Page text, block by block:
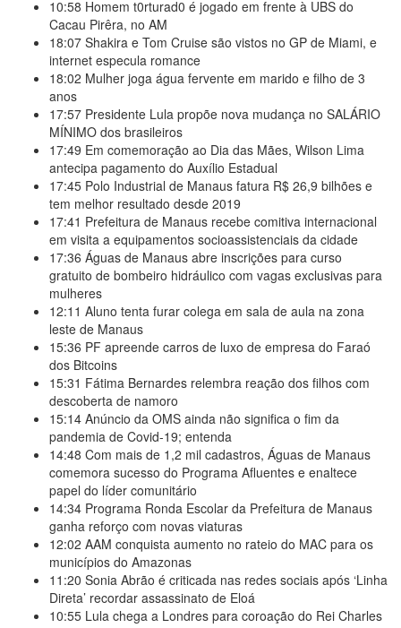
10:58 Homem t0rturad0 é jogado em frente à UBS do
Cacau Pirêra, no AM
18:07 Shakira e Tom Cruise são vistos no GP de Miami, e
internet especula romance
18:02 Mulher joga água fervente em marido e filho de 3
anos
17:57 Presidente Lula propõe nova mudança no SALÁRIO
MÍNIMO dos brasileiros
17:49 Em comemoração ao Dia das Mães, Wilson Lima
antecipa pagamento do Auxílio Estadual
17:45 Polo Industrial de Manaus fatura R$ 26,9 bilhões e
tem melhor resultado desde 2019
17:41 Prefeitura de Manaus recebe comitiva internacional
em visita a equipamentos socioassistenciais da cidade
17:36 Águas de Manaus abre inscrições para curso
gratuito de bombeiro hidráulico com vagas exclusivas para
mulheres
12:11 Aluno tenta furar colega em sala de aula na zona
leste de Manaus
15:36 PF apreende carros de luxo de empresa do Faraó
dos Bitcoins
15:31 Fátima Bernardes relembra reação dos filhos com
descoberta de namoro
15:14 Anúncio da OMS ainda não significa o fim da
pandemia de Covid-19; entenda
14:48 Com mais de 1,2 mil cadastros, Águas de Manaus
comemora sucesso do Programa Afluentes e enaltece
papel do líder comunitário
14:34 Programa Ronda Escolar da Prefeitura de Manaus
ganha reforço com novas viaturas
12:02 AAM conquista aumento no rateio do MAC para os
municípios do Amazonas
11:20 Sonia Abrão é criticada nas redes sociais após ‘Linha
Direta’ recordar assassinato de Eloá
10:55 Lula chega a Londres para coroação do Rei Charles